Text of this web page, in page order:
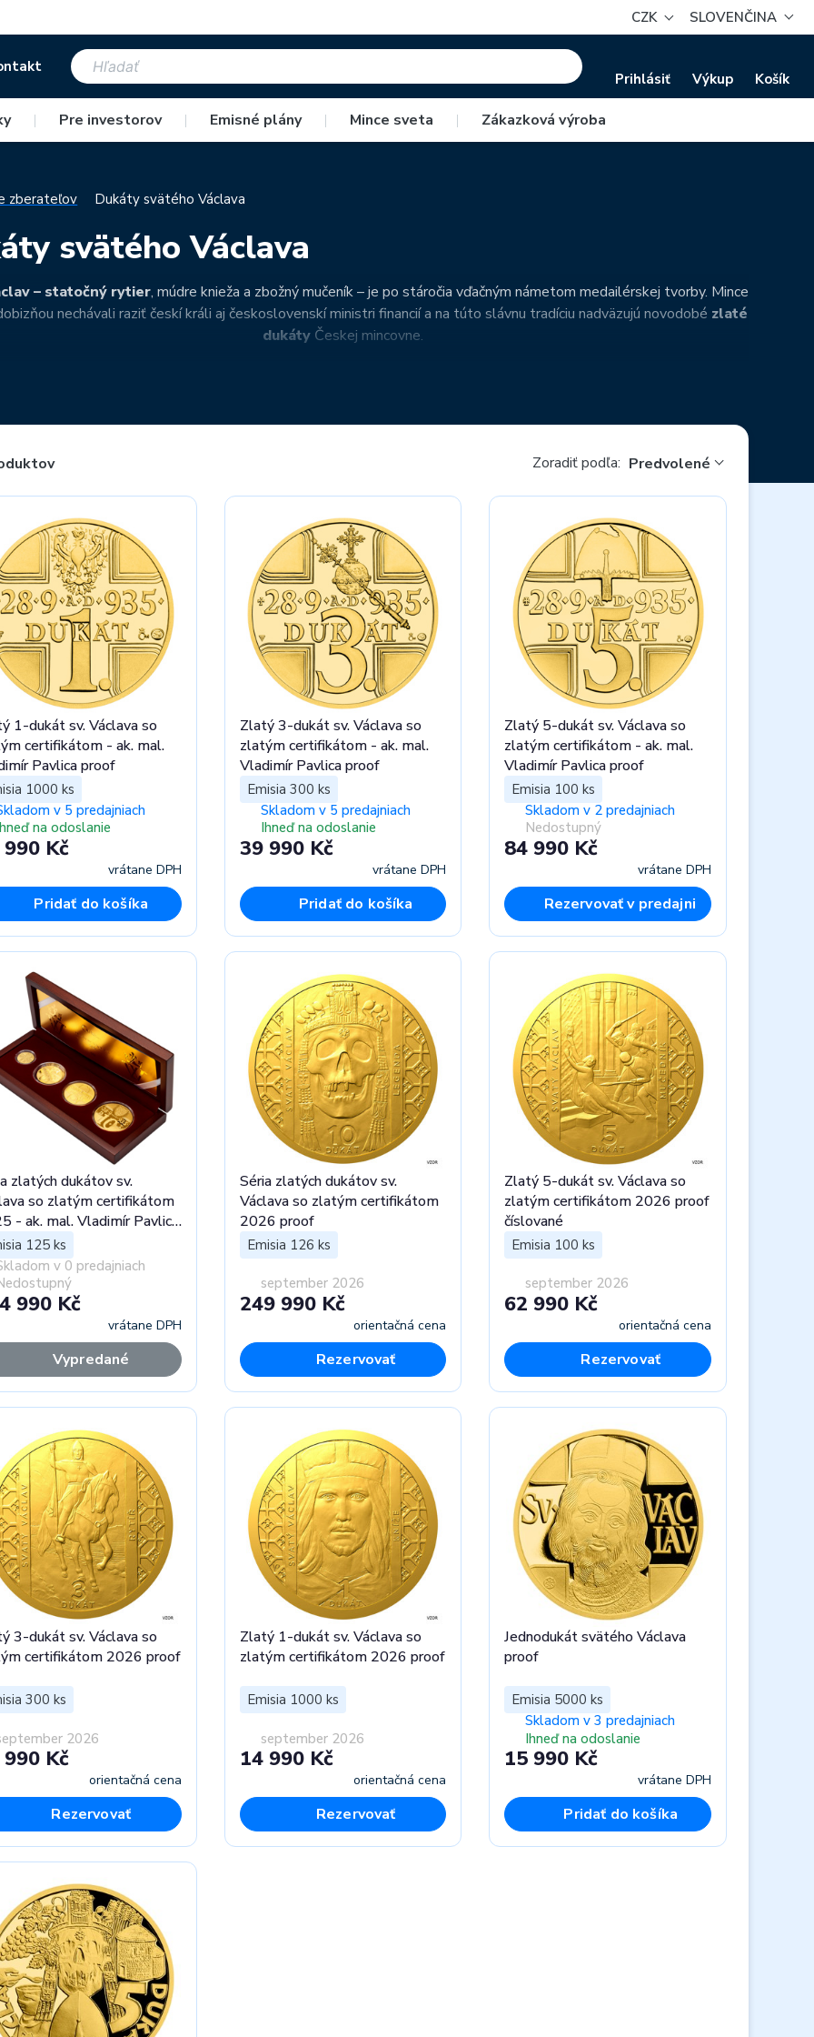
CZK SLOVENČINA
Prihlásiť Výkup Košík
| Pre investorov | Emisné plány | Mince sveta | Zákazková výroba
zberateľov Dukáty svätého Václava
svätého Václava
– statočný rytier, múdre knieža a zbožný mučeník – je po stáročia vďačným námetom medailérskej tvorby. Mince
nechávali raziť českí králi aj československí ministri financií a na túto slávnu tradíciu nadväzujú novodobé zlaté
dukáty Českej mincovne.
Zoradiť podľa: Predvolené
1-dukát sv. Václava so
certifikátom - ak. mal.
Pavlica proof
1000 ks
v 5 predajniach
na odoslanie
Kč
vrátane DPH
Pridať do košíka
Zlatý 3-dukát sv. Václava so
zlatým certifikátom - ak. mal.
Vladimír Pavlica proof
Emisia 300 ks
Skladom v 5 predajniach
Ihneď na odoslanie
39 990 Kč
vrátane DPH
Pridať do košíka
Zlatý 5-dukát sv. Václava so
zlatým certifikátom - ak. mal.
Vladimír Pavlica proof
Emisia 100 ks
Skladom v 2 predajniach
Nedostupný
84 990 Kč
vrátane DPH
Rezervovať v predajni
zlatých dukátov sv.
so zlatým certifikátom
- ak. mal. Vladimír Pavlica
125 ks
v 0 predajniach
990 Kč
vrátane DPH
Vypredané
Séria zlatých dukátov sv.
Václava so zlatým certifikátom
2026 proof
Emisia 126 ks
september 2026
249 990 Kč
orientačná cena
Rezervovať
Zlatý 5-dukát sv. Václava so
zlatým certifikátom 2026 proof
číslované
Emisia 100 ks
september 2026
62 990 Kč
orientačná cena
Rezervovať
3-dukát sv. Václava so
certifikátom 2026 proof
300 ks
2026
Kč
orientačná cena
Rezervovať
Zlatý 1-dukát sv. Václava so
zlatým certifikátom 2026 proof
Emisia 1000 ks
september 2026
14 990 Kč
orientačná cena
Rezervovať
Jednodukát svätého Václava
proof
Emisia 5000 ks
Skladom v 3 predajniach
Ihneď na odoslanie
15 990 Kč
vrátane DPH
Pridať do košíka